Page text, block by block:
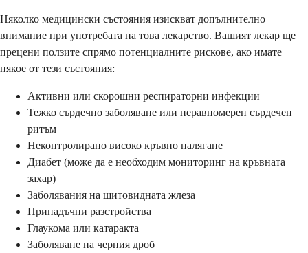
Няколко медицински състояния изискват допълнително
внимание при употребата на това лекарство. Вашият лекар ще
прецени ползите спрямо потенциалните рискове, ако имате
някое от тези състояния:
Активни или скорошни респираторни инфекции
Тежко сърдечно заболяване или неравномерен сърдечен
ритъм
Неконтролирано високо кръвно налягане
Диабет (може да е необходим мониторинг на кръвната
захар)
Заболявания на щитовидната жлеза
Припадъчни разстройства
Глаукома или катаракта
Заболяване на черния дроб